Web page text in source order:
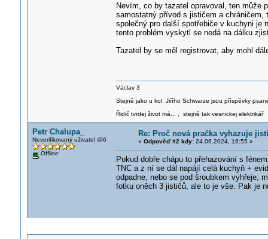
Nevím, co by tazatel opravoval, ten může
samostatný přívod s jističem a
společný pro další spotřebiče v kuchyni je
tento problém vyskytl se nedá na dálku
Tazatel by se měl registrovat, aby mohl
Václav 3
Stejně jako u kol. Jiřího Schwarze jsou příspěvky
Řidič tvrdej život má... , stejně tak vesnickej elektrikář
Petr Chalupa_
Neverifikovaný uživatel @6
Offline
Re: Proč nová pračka vyhazuje
« Odpověď #2 kdy:24.06.2024, 16:55 »
Pokud dobře chápu to přehazování s
TNC a z ní se dál napájí celá kuchyň +
odpadne, nebo se pod šroubkem vyhřeje,
fotku oněch 3 jističů, ale to je vše. Pak je